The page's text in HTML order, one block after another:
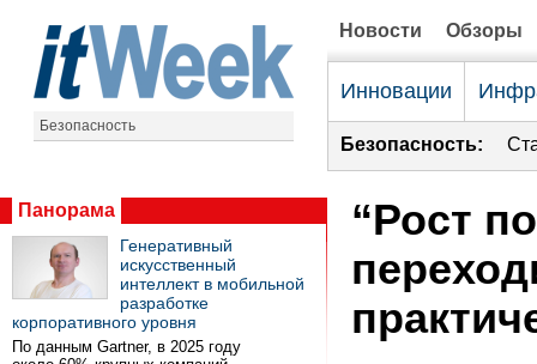
Безопасность
Новости Обзоры
Инновации
Безопасность:
Панорама
Генеративный
искусственный
интеллект в мобильной
разработке
корпоративного уровня
По данным Gartner, в 2025 году
“Рост